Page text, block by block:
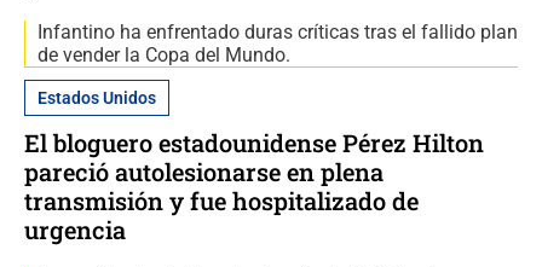
Infantino ha enfrentado duras críticas tras el fallido plan
de vender la Copa del Mundo.
Estados Unidos
El bloguero estadounidense Pérez Hilton
pareció autolesionarse en plena
transmisión y fue hospitalizado de
urgencia